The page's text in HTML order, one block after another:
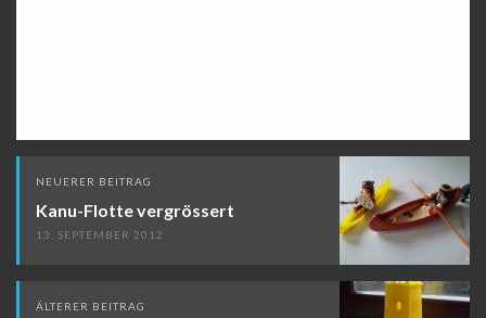
Beitragsnavigation
NEUERER BEITRAG
Kanu-Flotte vergrössert
13. SEPTEMBER 2012
ÄLTERER BEITRAG